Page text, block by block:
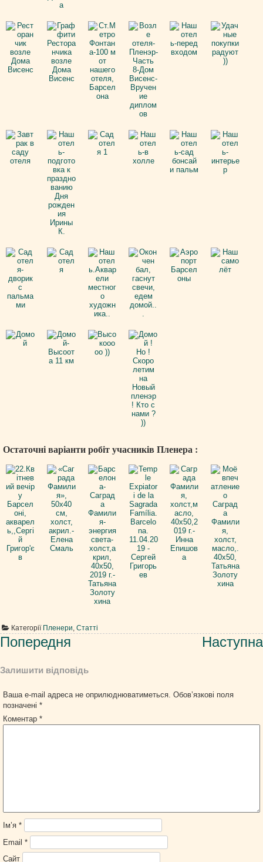
Остаточні варіанти робіт учасників Пленера :
Категорії Пленери, Статті
Навігація
записів
Попередня Наступна
Залишити відповідь
Ваша e-mail адреса не оприлюднюватиметься. Обов’язкові поля
позначені*
Коментар*
Ім’я*
Email*
Сайт